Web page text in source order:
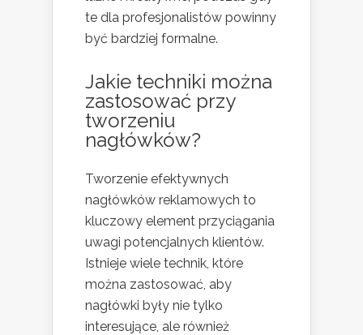
te dla profesjonalistów powinny
być bardziej formalne.
Jakie techniki można
zastosować przy
tworzeniu
nagłówków?
Tworzenie efektywnych
nagłówków reklamowych to
kluczowy element przyciągania
uwagi potencjalnych klientów.
Istnieje wiele technik, które
można zastosować, aby
nagłówki były nie tylko
interesujące, ale również